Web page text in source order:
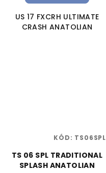
US 17 FXCRH ULTIMATE
CRASH ANATOLIAN
TS 06 SPL TRADITIONAL
SPLASH ANATOLIAN
KÓD: TS06SPL